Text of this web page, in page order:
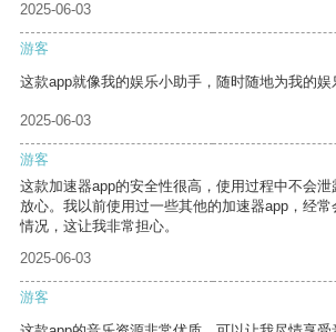
2025-06-03
游客
这款app就像我的娱乐小助手，随时随地为我的娱
2025-06-03
游客
这款加速器app的安全性很高，使用过程中不会
放心。我以前使用过一些其他的加速器app，经
情况，这让我非常担心。
2025-06-03
游客